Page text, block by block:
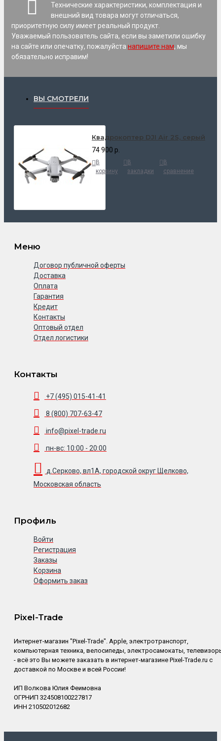
Технические характеристики, комплектация и
внешний вид товара могут отличаться,
приоритетную силу имеет реальный продукт.
Уважаемый пользователь сайта, если вы заметили ошибку
на сайте или опечатку, пожалуйста напишите нам, мы
обязательно исправим!
ВЫ СМОТРЕЛИ
Квадрокоптер DJI Air 2S, серый
74 900 р.
В
корзину
В
закладки
В
сравнение
Меню
Договор публичной оферты
Доставка
Оплата
Гарантия
Кредит
Контакты
Оптовый отдел
Отдел логистики
Контакты
+7 (495) 015-41-41
8 (800) 707-63-47
info@pixel-trade.ru
пн-вс: 10:00 - 20:00
д.Серково, вл1А, городской округ Щелково,
Московская область
Профиль
Войти
Регистрация
Заказы
Корзина
Оформить заказ
Pixel-Trade
Интернет-магазин "Pixel-Trade". Apple, электротранспорт,
компьютерная техника, велосипеды, электросамокаты,
- всё это Вы можете заказать в интернет-магазине Pixel-Trade.ru с
доставкой по Москве и всей России!
ИП Волкова Юлия Феимовна
ОГРНИП 324508100227817
ИНН 210502012682